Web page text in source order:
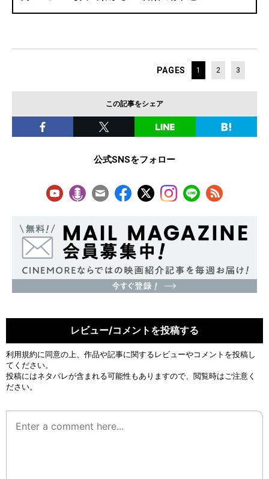
PAGES 1 2 3
この記事をシェア
公式SNSをフォロー
レビュー/コメントを投稿する
利用規約に同意の上、作品や記事に関するレビューやコメントを投稿し
てください。
投稿にはネタバレが含まれる可能性もありますので、閲覧時はご注意く
ださい。